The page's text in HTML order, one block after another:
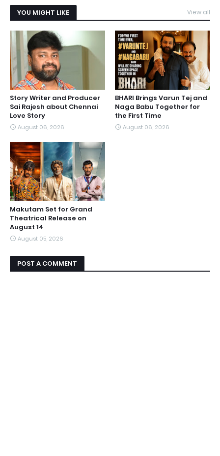
YOU MIGHT LIKE View all
Story Writer and Producer
Sai Rajesh about Chennai
Love Story
August 06, 2026
BHARI Brings Varun Tej and
Naga Babu Together for
the First Time
August 06, 2026
Makutam Set for Grand
Theatrical Release on
August 14
August 05, 2026
POST A COMMENT